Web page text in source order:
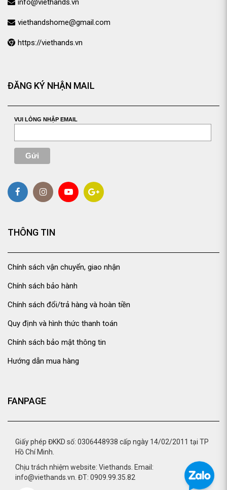
info@viethands.vn
viethandshome@gmail.com
https://viethands.vn
ĐĂNG KÝ NHẬN MAIL
VUI LÒNG NHẬP EMAIL
THÔNG TIN
Chính sách vận chuyển, giao nhận
Chính sách bảo hành
Chính sách đổi/trả hàng và hoàn tiền
Quy định và hình thức thanh toán
Chính sách bảo mật thông tin
Hướng dẫn mua hàng
FANPAGE
Giấy phép ĐKKD số: 0306448938 cấp ngày 14/02/2011 tại TP
Hồ Chí Minh.
Chịu trách nhiệm website: Viethands. Email:
info@viethands.vn. ĐT: 0909.99.35.82